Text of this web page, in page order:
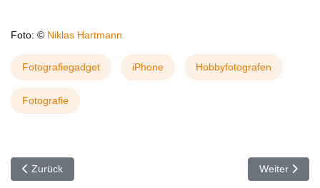
Foto: © Niklas Hartmann
Fotografiegadget iPhone Hobbyfotografen
Fotografie
Vorheriger Beitrag: Getestet – die Actioncam CX GOLD
Zurück Nächster
Weiter